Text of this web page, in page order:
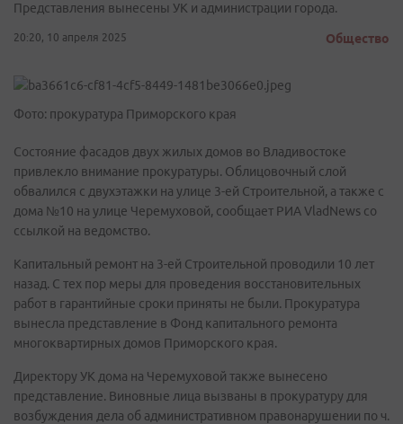
Представления вынесены УК и администрации города.
20:20, 10 апреля 2025 Общество
Фото: прокуратура Приморского края
Состояние фасадов двух жилых домов во Владивостоке
привлекло внимание прокуратуры. Облицовочный слой
обвалился с двухэтажки на улице 3-ей Строительной, а также с
дома №10 на улице Черемуховой, сообщает РИА VladNews со
ссылкой на ведомство.
Капитальный ремонт на 3-ей Строительной проводили 10 лет
назад. С тех пор меры для проведения восстановительных
работ в гарантийные сроки приняты не были. Прокуратура
вынесла представление в Фонд капитального ремонта
многоквартирных домов Приморского края.
Директору УК дома на Черемуховой также вынесено
представление. Виновные лица вызваны в прокуратуру для
возбуждения дела об административном правонарушении по ч.